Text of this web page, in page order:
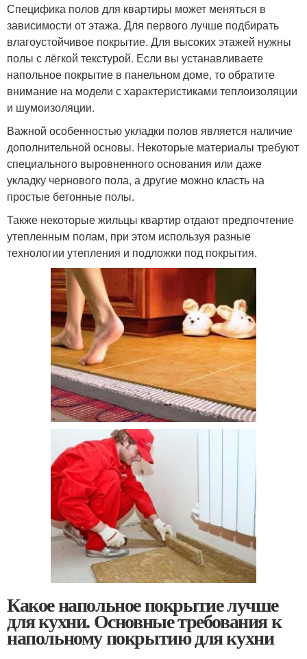
Специфика полов для квартиры может меняться в
зависимости от этажа. Для первого лучше подбирать
влагоустойчивое покрытие. Для высоких этажей нужны
полы с лёгкой текстурой. Если вы устанавливаете
напольное покрытие в панельном доме, то обратите
внимание на модели с характеристиками теплоизоляции
и шумоизоляции.
Важной особенностью укладки полов является наличие
дополнительной основы. Некоторые материалы требуют
специального выровненного основания или даже
укладку чернового пола, а другие можно класть на
простые бетонные полы.
Также некоторые жильцы квартир отдают предпочтение
утепленным полам, при этом используя разные
технологии утепления и подложки под покрытия.
Какое напольное покрытие лучше
для кухни. Основные требования к
напольному покрытию для кухни